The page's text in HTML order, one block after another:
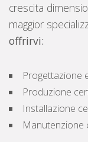
crescita
maggior
offrirvi:
Progettazione
Produzione
Installazione
Manutenzione